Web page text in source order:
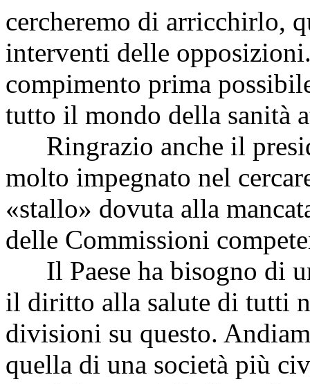
cercheremo di arricchirlo,
interventi delle
compimento prima
tutto il mondo della sanità
Ringrazio anche il
molto impegnato nel
«stallo» dovuta alla
delle Commissioni
Il Paese ha bisogno di
il diritto alla salute di tutti
divisioni su questo.
quella di una società più